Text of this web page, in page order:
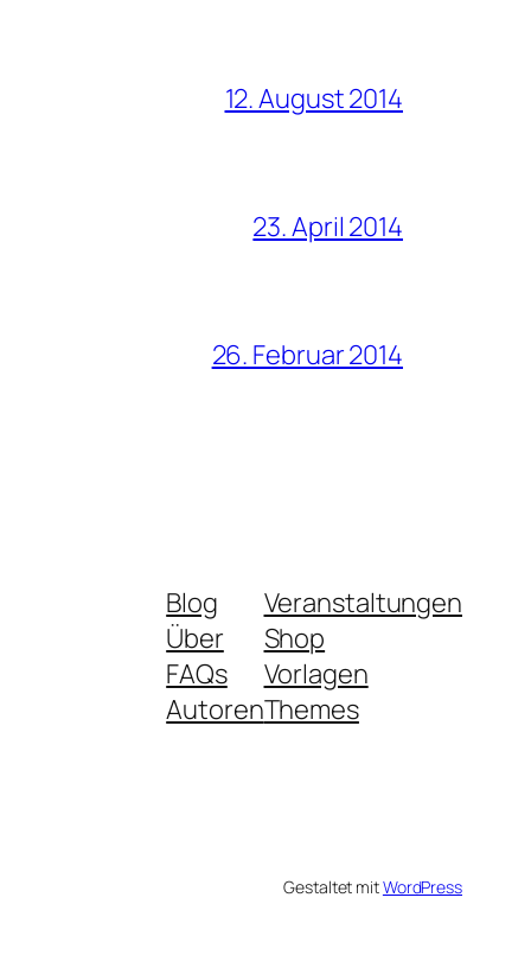
12. August 2014
23. April 2014
26. Februar 2014
Blog
Über
FAQs
Autoren
Veranstaltungen
Shop
Vorlagen
Themes
Gestaltet mitWordPress